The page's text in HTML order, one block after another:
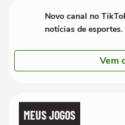
Novo canal no
notícias de esportes.
Vem
MEUS JOGOS